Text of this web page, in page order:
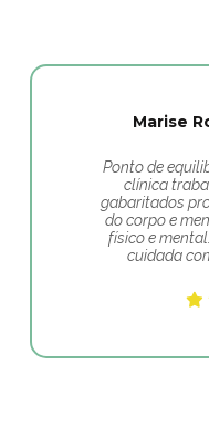
Marise
Ponto de
clínica
gabaritados
do corpo e
físico e
cuidada